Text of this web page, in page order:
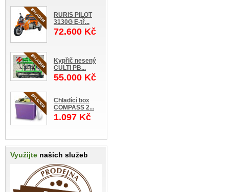
RURIS PILOT
3130G E-tř...
72.600 Kč
Kypřič nesený
CULTI PB...
55.000 Kč
Chladící box
COMPASS 2...
1.097 Kč
Využijte našich služeb